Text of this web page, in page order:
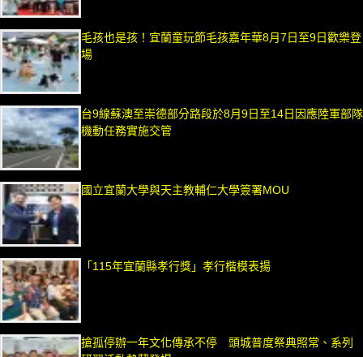
毛孩也是孩！宜蘭童玩節毛孩嘉年華8月7日至9日歡樂登
場
台9線蘇澳至崇德部分路段於8月9日至14日因應陸軍部隊
機動任務實施交管
國立宜蘭大學與天主教輔仁大學簽署MOU
「115年宜蘭縣孝行獎」孝行楷模表揚
搶孤停辦一年文化傳承不停 頭城普度祭典照常、系列